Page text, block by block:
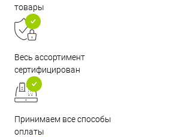
товары
Весь ассортимент
сертифицирован
Принимаем все способы
оплаты